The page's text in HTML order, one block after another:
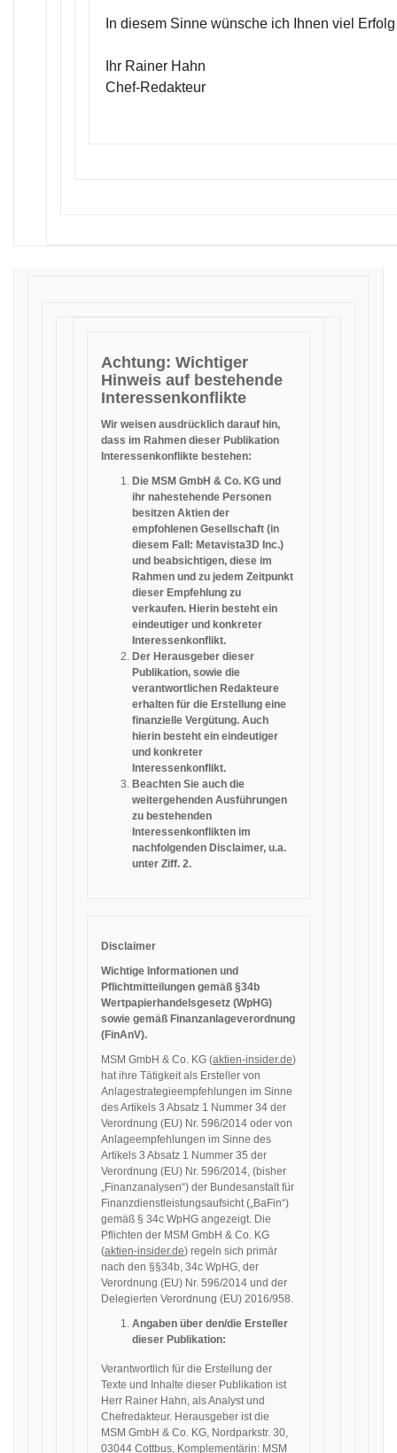
In diesem Sinne wünsche ich Ihnen viel
Ihr Rainer Hahn
Chef-Redakteur
Achtung: Wichtiger
Hinweis auf bestehende
Interessenkonflikte
Wir weisen ausdrücklich darauf hin,
dass im Rahmen dieser Publikation
Interessenkonflikte bestehen:
Die MSM GmbH & Co. KG und
ihr nahestehende Personen
besitzen Aktien der
empfohlenen Gesellschaft (in
diesem Fall: Metavista3D Inc.)
und beabsichtigen, diese im
Rahmen und zu jedem Zeitpunkt
dieser Empfehlung zu
verkaufen. Hierin besteht ein
eindeutiger und konkreter
Interessenkonflikt.
Der Herausgeber dieser
Publikation, sowie die
verantwortlichen Redakteure
erhalten für die Erstellung eine
finanzielle Vergütung. Auch
hierin besteht ein eindeutiger
und konkreter
Interessenkonflikt.
Beachten Sie auch die
weitergehenden Ausführungen
zu bestehenden
Interessenkonflikten im
nachfolgenden Disclaimer, u.a.
unter Ziff. 2.
Disclaimer
Wichtige Informationen und
Pflichtmitteilungen gemäß §34b
Wertpapierhandelsgesetz (WpHG)
sowie gemäß Finanzanlageverordnung
(FinAnV).
MSM GmbH & Co. KG (aktien-insider.de)
hat ihre Tätigkeit als Ersteller von
Anlagestrategieempfehlungen im Sinne
des Artikels 3 Absatz 1 Nummer 34 der
Verordnung (EU) Nr. 596/2014 oder von
Anlageempfehlungen im Sinne des
Artikels 3 Absatz 1 Nummer 35 der
Verordnung (EU) Nr. 596/2014, (bisher
„Finanzanalysen“) der Bundesanstalt für
Finanzdienstleistungsaufsicht („BaFin“)
gemäß § 34c WpHG angezeigt. Die
Pflichten der MSM GmbH & Co. KG
(aktien-insider.de) regeln sich primär
nach den §§34b, 34c WpHG, der
Verordnung (EU) Nr. 596/2014 und der
Delegierten Verordnung (EU) 2016/958.
Angaben über den/die Ersteller
dieser Publikation:
Verantwortlich für die Erstellung der
Texte und Inhalte dieser Publikation ist
Herr Rainer Hahn, als Analyst und
Chefredakteur. Herausgeber ist die
MSM GmbH & Co. KG, Nordparkstr. 30,
03044 Cottbus, Komplementärin: MSM